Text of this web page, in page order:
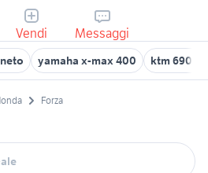
Vendi Messaggi
yamaha x-max 400 ktm 690
Forza